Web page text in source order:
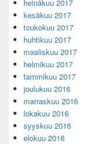
heinäkuu 2017
kesäkuu 2017
toukokuu 2017
huhtikuu 2017
maaliskuu 2017
helmikuu 2017
tammikuu 2017
joulukuu 2016
marraskuu 2016
lokakuu 2016
syyskuu 2016
elokuu 2016